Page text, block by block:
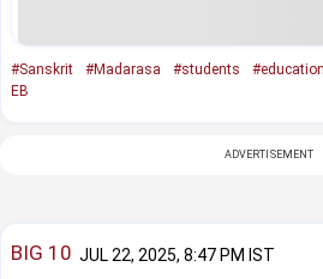
#Sanskrit #Madarasa #students #education
EB
ADVERTISEMENT
BIG 10 JUL 22, 2025, 8:47 PM IST